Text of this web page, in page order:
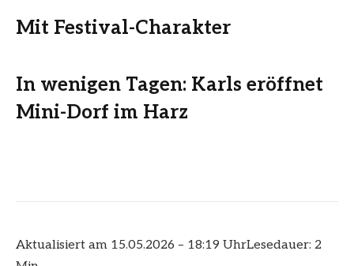
Mit Festival-Charakter
In wenigen Tagen: Karls eröffnet
Mini-Dorf im Harz
Aktualisiert am 15.05.2026 – 18:19 UhrLesedauer: 2